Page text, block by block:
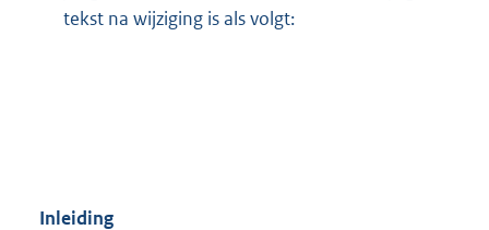
tekst na wijziging is als volgt:
Inleiding